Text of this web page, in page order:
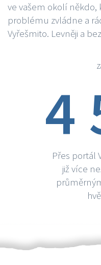
ve vašem okolí někdo,
problému zvládne a
Vyřešmito. Levněji a
4
Přes portál
již více